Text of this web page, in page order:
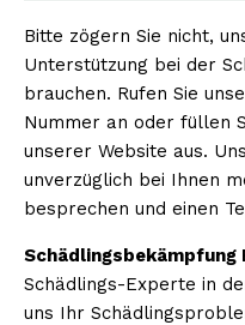
Bitte zögern Sie nicht,
Unterstützung bei der
brauchen. Rufen Sie
Nummer an oder füllen
unserer Website aus.
unverzüglich bei Ihnen
besprechen und einen
Schädlingsbekämpfung
Schädlings-Experte in
uns Ihr